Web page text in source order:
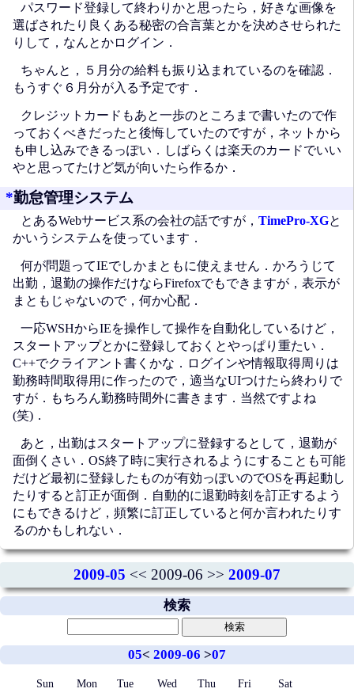
パスワード登録して終わりかと思ったら，好きな画像を
選ばされたり良くある秘密の合言葉とかを決めさせられた
りして，なんとかログイン．
ちゃんと，５月分の給料も振り込まれているのを確認．
もうすぐ６月分が入る予定です．
クレジットカードもあと一歩のところまで書いたので作
っておくべきだったと後悔していたのですが，ネットから
も申し込みできるっぽい．しばらくは楽天のカードでいい
やと思ってたけど気が向いたら作るか．
*勤怠管理システム
とあるWebサービス系の会社の話ですが， TimePro-XGと
かいうシステムを使っています．
何が問題ってIEでしかまともに使えません．かろうじて
出勤，退勤の操作だけならFirefoxでもできますが，表示が
まともじゃないので，何か心配．
一応WSHからIEを操作して操作を自動化しているけど，
スタートアップとかに登録しておくとやっぱり重たい．
C++でクライアント書くかな．ログインや情報取得周りは
勤務時間取得用に作ったので，適当なUIつけたら終わりで
すが．もちろん勤務時間外に書きます．当然ですよね
(笑)．
あと，出勤はスタートアップに登録するとして，退勤が
面倒くさい．OS終了時に実行されるようにすることも可能
だけど最初に登録したものが有効っぽいのでOSを再起動し
たりすると訂正が面倒．自動的に退勤時刻を訂正するよう
にもできるけど，頻繁に訂正していると何か言われたりす
るのかもしれない．
2009-05 << 2009-06 >> 2009-07
検索
05< 2009-06 >07
Sun Mon Tue Wed Thu Fri Sat